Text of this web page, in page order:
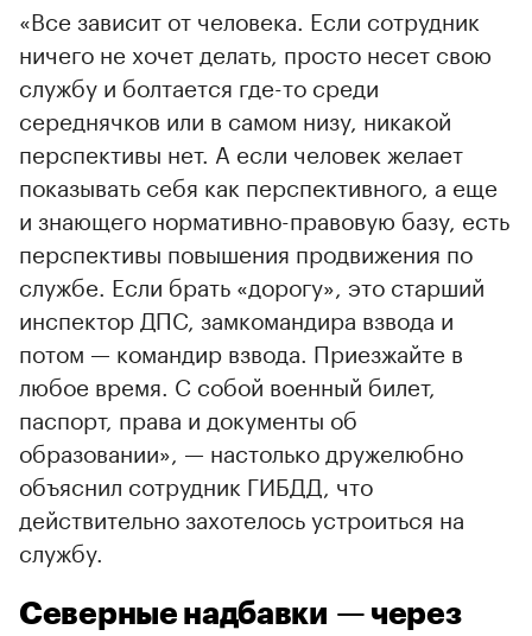
«Все зависит от человека. Если сотрудник
ничего не хочет делать, просто несет свою
службу и болтается где-то среди
середнячков или в самом низу, никакой
перспективы нет. А если человек желает
показывать себя как перспективного, а еще
и знающего нормативно-правовую базу, есть
перспективы повышения продвижения по
службе. Если брать «дорогу», это старший
инспектор ДПС, замкомандира взвода и
потом — командир взвода. Приезжайте в
любое время. С собой военный билет,
паспорт, права и документы об
образовании», — настолько дружелюбно
объяснил сотрудник ГИБДД, что
действительно захотелось устроиться на
службу.
Северные надбавки — через